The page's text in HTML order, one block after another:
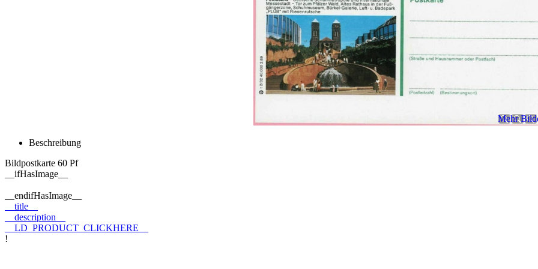
Mehr
Beschreibung
Bildpostkarte 60 Pf
__ifHasImage__
__endifHasImage__
__title__
__description__
__LD_PRODUCT_CLICKHERE__
!